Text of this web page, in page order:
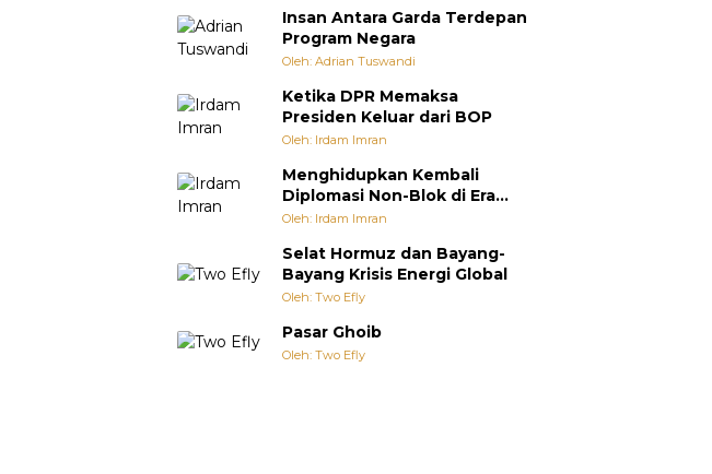
Insan Antara Garda Terdepan
Program Negara
Oleh: Adrian Tuswandi
Ketika DPR Memaksa
Presiden Keluar dari BOP
Oleh: Irdam Imran
Menghidupkan Kembali
Diplomasi Non-Blok di Era
Multipolar
Oleh: Irdam Imran
Selat Hormuz dan Bayang-
Bayang Krisis Energi Global
Oleh: Two Efly
Pasar Ghoib
Oleh: Two Efly